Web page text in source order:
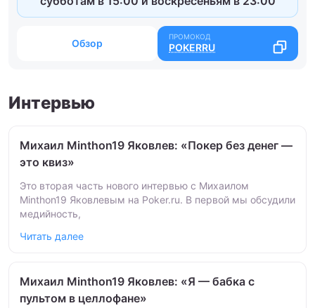
Обзор POKERRU
Интервью
Михаил Minthon19 Яковлев: «Покер без денег —
это квиз»
Это вторая часть нового интервью с Михаилом
Minthon19 Яковлевым на Poker.ru. В первой мы обсудили
медийность,
Читать далее
Михаил Minthon19 Яковлев: «Я — бабка с
пультом в целлофане»